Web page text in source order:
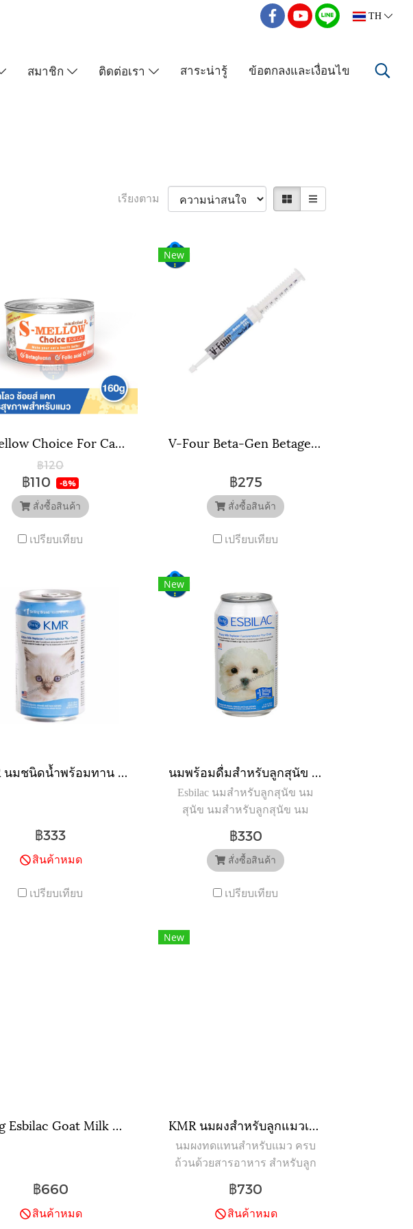
TH
สมาชิก ติดต่อเรา สาระน่ารู้ ข้อตกลงและเงื่อนไข
เรียงตาม
S-Mellow Choice For Cat อาหารสุขภาพสำหรับแมว 160g
฿120
฿110 -8%
สั่งซื้อสินค้า
เปรียบเทียบ
New
V-Four Beta-Gen Betagen Gel Dog Cat Supplement วีโฟร์ อาหารเสริม ภูมิต้านทาน สร้างภูมิคุ้มกัน สุนัข แมว แบบเจล (สีฟ้า) 21g
฿275
สั่งซื้อสินค้า
เปรียบเทียบ
KMR นมชนิดน้ำพร้อมทาน สำหรับลูกแมว 11 oz.
฿333
สินค้าหมด
เปรียบเทียบ
New
นมพร้อมดื่มสำหรับลูกสุนัข Esbilac (340 กรัม)
Esbilac นมสำหรับลูกสุนัข นม
สุนัข นมสำหรับลูกสุนัข นม
฿330
สั่งซื้อสินค้า
เปรียบเทียบ
Petag Esbilac Goat Milk Powder นมแพะผง สำหรับลูกสุนัข 150g
฿660
สินค้าหมด
New
KMR นมผงสำหรับลูกแมวเกิดใหม่ที่กำพร้า นมแม่ไม่พอ มีปัญหาการย่อย หรือป่วยหลังการผ่าตัด (170g.)
นมผงทดแทนสำหรับแมว ครบ
ถ้วนด้วยสารอาหาร สำหรับลูก
฿730
สินค้าหมด